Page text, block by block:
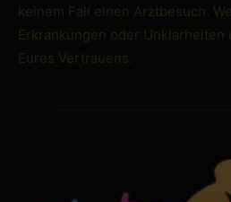
keinem Fall einen Arztbesuch.
Erkrankungen oder
Eures Vertrauens.